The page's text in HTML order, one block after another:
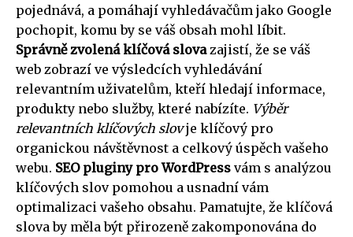
pojednává, a pomáhají vyhledávačům jako Google
pochopit, komu by se váš obsah mohl líbit.
Správně zvolená klíčová slovazajistí, že se váš
web zobrazí ve výsledcích vyhledávání
relevantním uživatelům, kteří hledají informace,
produkty nebo služby, které nabízíte. Výběr
relevantních klíčových slovje klíčový pro
organickou návštěvnost a celkový úspěch vašeho
webu. SEO pluginy pro WordPress vám s analýzou
klíčových slov pomohou a usnadní vám
optimalizaci vašeho obsahu. Pamatujte, že klíčová
slova by měla být přirozeně zakomponována do